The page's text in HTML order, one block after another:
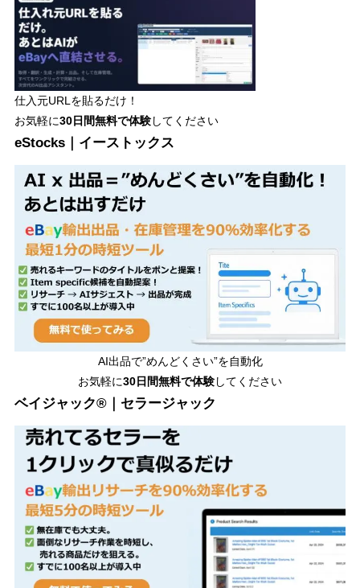
仕入元URLを貼るだけ！
お気軽に30日間無料で体験してください
eStocks｜イーストックス
AI出品で”めんどくさい”を自動化
お気軽に30日間無料で体験してください
ベイジャック®｜セラージャック